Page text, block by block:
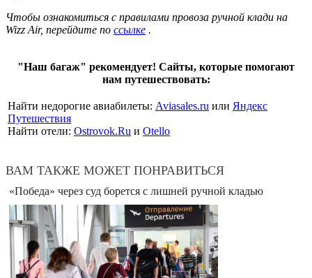
Чтобы ознакомиться с правилами провоза ручной клади на
Wizz Air, перейдите по ссылке .
"Наш багаж" рекомендует! Сайты, которые помогают
нам путешествовать:
Найти недорогие авиабилеты: Aviasales.ru или Яндекс
Путешествия
Найти отели: Ostrovok.Ru и Otello
ВАМ ТАКЖЕ МОЖЕТ ПОНРАВИТЬСЯ
«Победа» через суд борется с лишней ручной кладью